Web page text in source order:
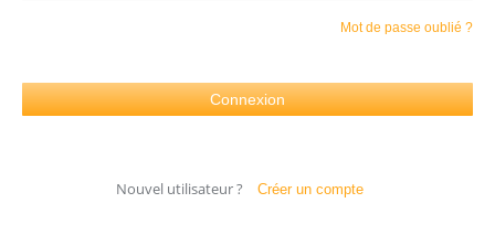
Mot de passe oublié ?
Nouvel utilisateur ? Créer un compte